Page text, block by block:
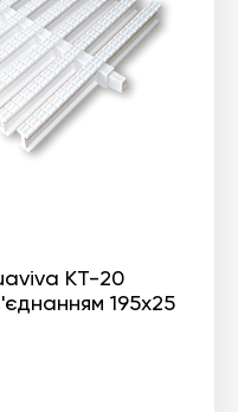
KT-20
195x25